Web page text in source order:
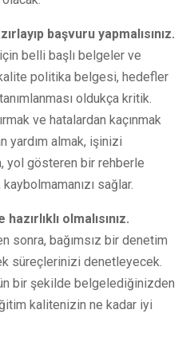
başvuru yapmalısınız.
belli başlı belgeler ve
politika belgesi, hedefler
oldukça kritik.
ve hatalardan kaçınmak
yardım almak, işinizi
yol gösteren bir rehberle
sağlar.
olmalısınız.
sonra, bağımsız bir denetim
süreçlerinizi denetleyecek.
bir şekilde belgelediğinizden
kalitenizin ne kadar iyi